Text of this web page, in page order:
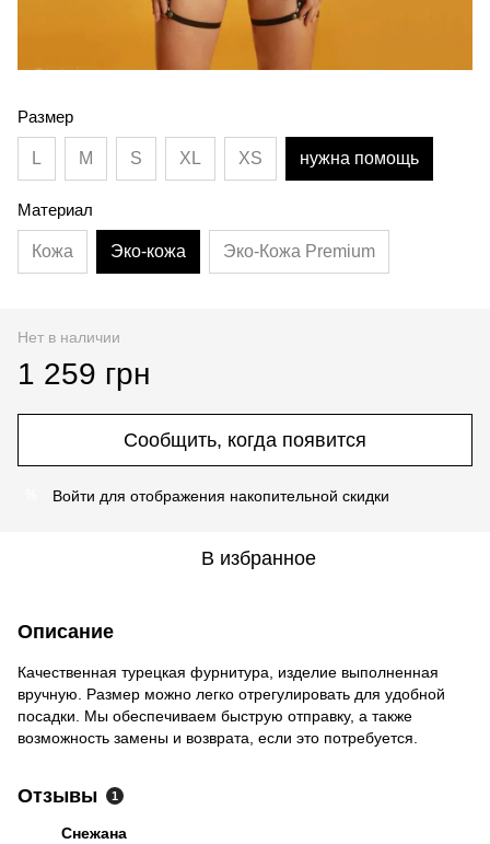
Размер
L M S XL XS нужна помощь
Материал
Кожа Эко-кожа Эко-Кожа Premium
Нет в наличии
1 259 грн
Сообщить, когда появится
Войти для отображения накопительной скидки
В избранное
Описание
Качественная турецкая фурнитура, изделие выполненная
вручную. Размер можно легко отрегулировать для удобной
посадки. Мы обеспечиваем быструю отправку, а также
возможность замены и возврата, если это потребуется.
Отзывы 1
Снежана